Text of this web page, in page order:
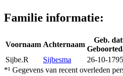
Familie informatie:
Voornaam Achternaam
Geb.
Sijbe.R
Sijbesma 26-10-1795
*¹ Gegevens van recent overleden